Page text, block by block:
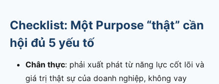
Checklist: Một Purpose “thật” cần
hội đủ 5 yếu tố
Chân thực: phải xuất phát từ năng lực cốt lõi và
giá trị thật sự của doanh nghiệp, không vay